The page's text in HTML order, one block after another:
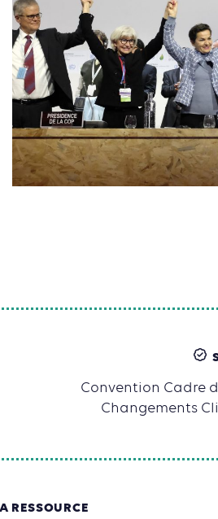
Convention Cadre
Changements
RESSOURCE